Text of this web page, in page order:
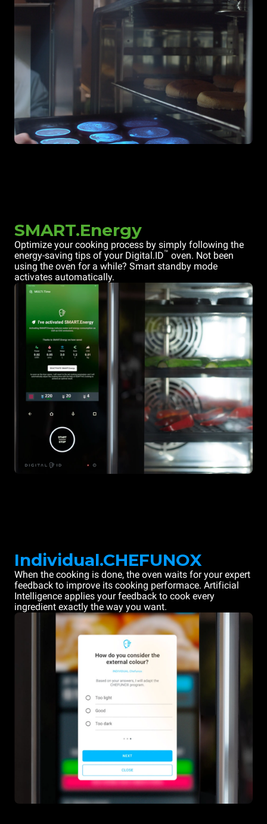
SMART.Energy
Optimize your cooking process by simply following the
energy-saving tips of your Digital.ID™ oven. Not been
using the oven for a while? Smart standby mode
activates automatically.
Individual.CHEFUNOX
When the cooking is done, the oven waits for your expert
feedback to improve its cooking performace. Artificial
Intelligence applies your feedback to cook every
ingredient exactly the way you want.